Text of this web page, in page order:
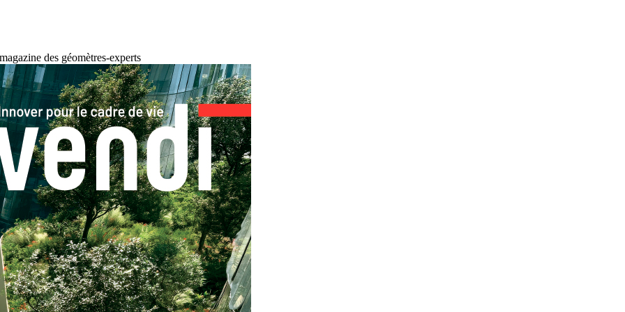
des géomètres-experts